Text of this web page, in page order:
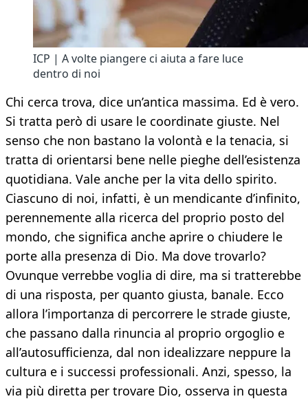
ICP | A volte piangere ci aiuta a fare luce
dentro di noi
Chi cerca trova, dice un’antica massima. Ed è vero.
Si tratta però di usare le coordinate giuste. Nel
senso che non bastano la volontà e la tenacia, si
tratta di orientarsi bene nelle pieghe dell’esistenza
quotidiana. Vale anche per la vita dello spirito.
Ciascuno di noi, infatti, è un mendicante d’infinito,
perennemente alla ricerca del proprio posto del
mondo, che significa anche aprire o chiudere le
porte alla presenza di Dio. Ma dove trovarlo?
Ovunque verrebbe voglia di dire, ma si tratterebbe
di una risposta, per quanto giusta, banale. Ecco
allora l’importanza di percorrere le strade giuste,
che passano dalla rinuncia al proprio orgoglio e
all’autosufficienza, dal non idealizzare neppure la
cultura e i successi professionali. Anzi, spesso, la
via più diretta per trovare Dio, osserva in questa